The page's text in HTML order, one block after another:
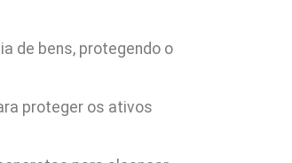
de bens, protegendo o
proteger os ativos